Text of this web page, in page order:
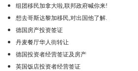
组团移民加拿大啦,联邦政府喊你来!
想去哥斯达黎加移民,对出国他了解.
德国房产投资签证
丹麦餐厅华人街转让
德国投资者经营签证及房产
英国饭店投资者经营签证